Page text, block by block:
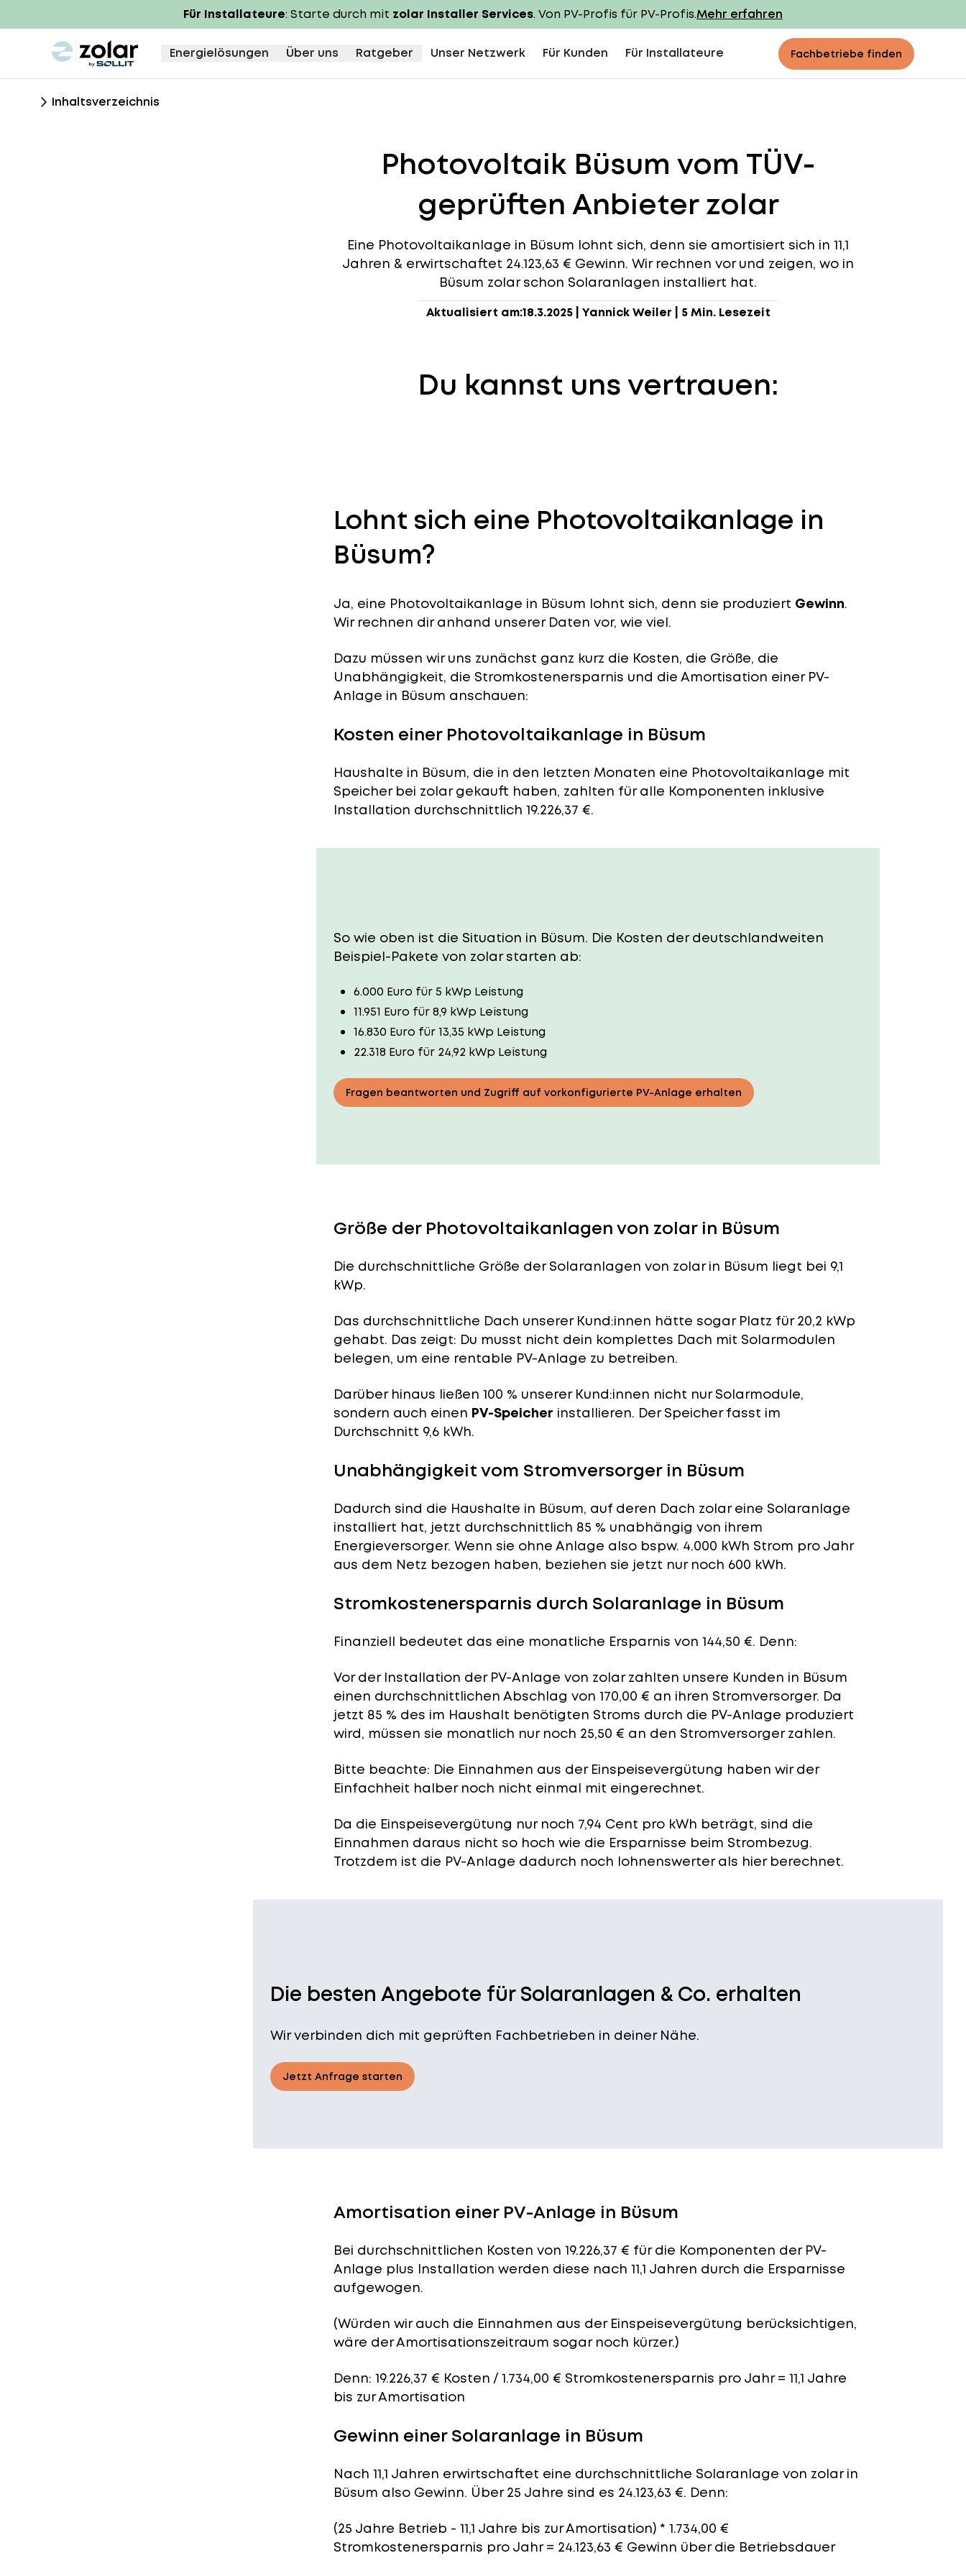
Für Installateure: Starte durch mit zolar Installer Services. Von PV-Profis für PV-Profis.Mehr erfahren
zolar logo Energielösungen Über uns Ratgeber Unser Netzwerk Für Kunden Für Installateure Fachbetriebe finden
Inhaltsverzeichnis
Photovoltaik Büsum vom TÜV-
geprüften Anbieter zolar
Eine Photovoltaikanlage in Büsum lohnt sich, denn sie amortisiert sich in 11,1
Jahren & erwirtschaftet 24.123,63 € Gewinn. Wir rechnen vor und zeigen, wo in
Büsum zolar schon Solaranlagen installiert hat.
Aktualisiert am:18.3.2025| Yannick Weiler 5 Min. Lesezeit
Du kannst uns vertrauen:
Lohnt sich eine Photovoltaikanlage in
Büsum?
Ja, eine Photovoltaikanlage in Büsum lohnt sich, denn sie produziert Gewinn.
Wir rechnen dir anhand unserer Daten vor, wie viel.
Dazu müssen wir uns zunächst ganz kurz die Kosten, die Größe, die
Unabhängigkeit, die Stromkostenersparnis und die Amortisation einer PV-
Anlage in Büsum anschauen:
Kosten einer Photovoltaikanlage in Büsum
Haushalte in Büsum, die in den letzten Monaten eine Photovoltaikanlage mit
Speicher bei zolar gekauft haben, zahlten für alle Komponenten inklusive
Installation durchschnittlich 19.226,37 €.
So wie oben ist die Situation in Büsum. Die Kosten der deutschlandweiten
Beispiel-Pakete von zolar starten ab:
6.000 Euro für 5 kWp Leistung
11.951 Euro für 8,9 kWp Leistung
16.830 Euro für 13,35 kWp Leistung
22.318 Euro für 24,92 kWp Leistung
Fragen beantworten und Zugriff auf vorkonfigurierte PV-Anlage erhalten
Größe der Photovoltaikanlagen von zolar in Büsum
Die durchschnittliche Größe der Solaranlagen von zolar in Büsum liegt bei 9,1
kWp.
Das durchschnittliche Dach unserer Kund:innen hätte sogar Platz für 20,2 kWp
gehabt. Das zeigt: Du musst nicht dein komplettes Dach mit Solarmodulen
belegen, um eine rentable PV-Anlage zu betreiben.
Darüber hinaus ließen 100 % unserer Kund:innen nicht nur Solarmodule,
sondern auch einen PV-Speicher installieren. Der Speicher fasst im
Durchschnitt 9,6 kWh.
Unabhängigkeit vom Stromversorger in Büsum
Dadurch sind die Haushalte in Büsum, auf deren Dach zolar eine Solaranlage
installiert hat, jetzt durchschnittlich 85 % unabhängig von ihrem
Energieversorger. Wenn sie ohne Anlage also bspw. 4.000 kWh Strom pro Jahr
aus dem Netz bezogen haben, beziehen sie jetzt nur noch 600 kWh.
Stromkostenersparnis durch Solaranlage in Büsum
Finanziell bedeutet das eine monatliche Ersparnis von 144,50 €. Denn:
Vor der Installation der PV-Anlage von zolar zahlten unsere Kunden in Büsum
einen durchschnittlichen Abschlag von 170,00 € an ihren Stromversorger. Da
jetzt 85 % des im Haushalt benötigten Stroms durch die PV-Anlage produziert
wird, müssen sie monatlich nur noch 25,50 € an den Stromversorger zahlen.
Bitte beachte: Die Einnahmen aus der Einspeisevergütung haben wir der
Einfachheit halber noch nicht einmal mit eingerechnet.
Da die Einspeisevergütung nur noch 7,94 Cent pro kWh beträgt, sind die
Einnahmen daraus nicht so hoch wie die Ersparnisse beim Strombezug.
Trotzdem ist die PV-Anlage dadurch noch lohnenswerter als hier berechnet.
Die besten Angebote für Solaranlagen & Co. erhalten
Wir verbinden dich mit geprüften Fachbetrieben in deiner Nähe.
Jetzt Anfrage starten
Amortisation einer PV-Anlage in Büsum
Bei durchschnittlichen Kosten von 19.226,37 € für die Komponenten der PV-
Anlage plus Installation werden diese nach 11,1 Jahren durch die Ersparnisse
aufgewogen.
(Würden wir auch die Einnahmen aus der Einspeisevergütung berücksichtigen,
wäre derAmortisationszeitraum sogar noch kürzer.)
Denn: 19.226,37 € Kosten / 1.734,00 € Stromkostenersparnis pro Jahr = 11,1 Jahre
bis zur Amortisation
Gewinn einer Solaranlage in Büsum
Nach 11,1 Jahren erwirtschaftet eine durchschnittliche Solaranlage von zolar in
Büsum also Gewinn. Über 25 Jahre sind es 24.123,63 €. Denn:
(25 Jahre Betrieb - 11,1 Jahre bis zur Amortisation) * 1.734,00 €
Stromkostenersparnis pro Jahr = 24.123,63 € Gewinn über die Betriebsdauer